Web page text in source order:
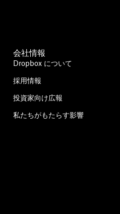
会社情報
Dropbox について
採用情報
投資家向け広報
私たちがもたらす影響